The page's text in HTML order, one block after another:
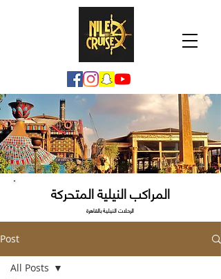
المراكب النيلية المتحركة
الرحلات النيلية بالقاهرة
Post
All Posts